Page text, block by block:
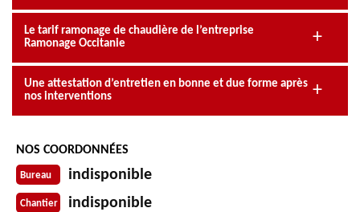
Le tarif ramonage de chaudière de l’entreprise
Ramonage Occitanie
Une attestation d’entretien en bonne et due forme après
nos interventions
NOS COORDONNÉES
Bureau indisponible
Chantier indisponible